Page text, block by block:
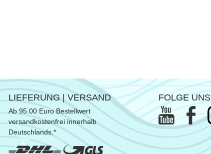
LIEFERUNG | VERSAND
Ab 95.00 Euro Bestellwert
versandkostenfrei innerhalb
Deutschlands.*
FOLGE UNS